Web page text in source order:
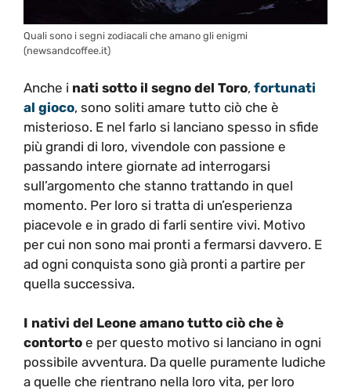
Quali sono i segni zodiacali che amano gli enigmi
(newsandcoffee.it)
Anche i nati sotto il segno del Toro, fortunati
al gioco, sono soliti amare tutto ciò che è
misterioso. E nel farlo si lanciano spesso in sfide
più grandi di loro, vivendole con passione e
passando intere giornate ad interrogarsi
sull’argomento che stanno trattando in quel
momento. Per loro si tratta di un’esperienza
piacevole e in grado di farli sentire vivi. Motivo
per cui non sono mai pronti a fermarsi davvero. E
ad ogni conquista sono già pronti a partire per
quella successiva.
I nativi del Leone amano tutto ciò che è
contorto e per questo motivo si lanciano in ogni
possibile avventura. Da quelle puramente ludiche
a quelle che rientrano nella loro vita, per loro